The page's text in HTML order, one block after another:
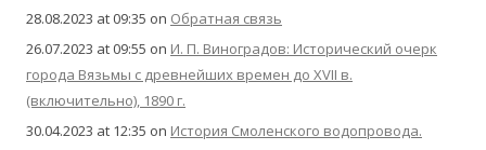
28.08.2023 at 09:35 on Обратная связь
26.07.2023 at 09:55 on И. П. Виноградов: Исторический очерк
города Вязьмы с древнейших времен до XVII в.
(включительно), 1890 г.
30.04.2023 at 12:35 on История Смоленского водопровода.